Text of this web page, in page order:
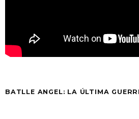
BATLLE ANGEL: LA ÚLTIMA